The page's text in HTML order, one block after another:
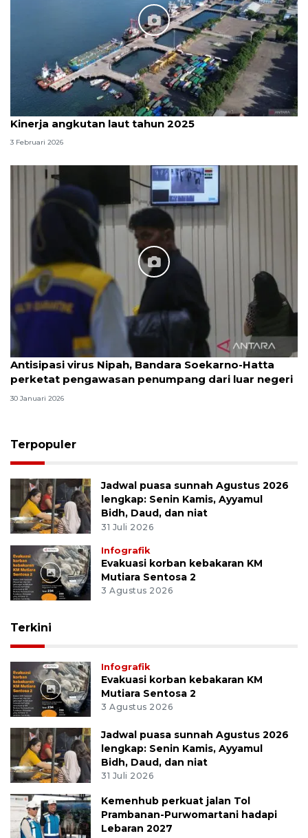
Kinerja angkutan laut tahun 2025
3 Februari 2026
Antisipasi virus Nipah, Bandara Soekarno-Hatta
perketat pengawasan penumpang dari luar negeri
30 Januari 2026
Terpopuler
Jadwal puasa sunnah Agustus 2026
lengkap: Senin Kamis, Ayyamul
Bidh, Daud, dan niat
31 Juli 2026
Infografik
Evakuasi korban kebakaran KM
Mutiara Sentosa 2
3 Agustus 2026
Terkini
Infografik
Evakuasi korban kebakaran KM
Mutiara Sentosa 2
3 Agustus 2026
Jadwal puasa sunnah Agustus 2026
lengkap: Senin Kamis, Ayyamul
Bidh, Daud, dan niat
31 Juli 2026
Kemenhub perkuat jalan Tol
Prambanan-Purwomartani hadapi
Lebaran 2027